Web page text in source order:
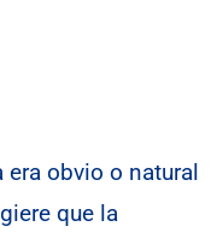
obvio o natural
que la